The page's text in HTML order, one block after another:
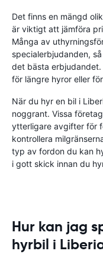
Det finns en mängd
är viktigt att jämföra
Många av
specialerbjudanden,
det bästa
för längre hyror eller
När du hyr en bil i
noggrant. Vissa
ytterligare avgifter för
kontrollera
typ av fordon du kan
i gott skick innan du
Hur kan jag
hyrbil i